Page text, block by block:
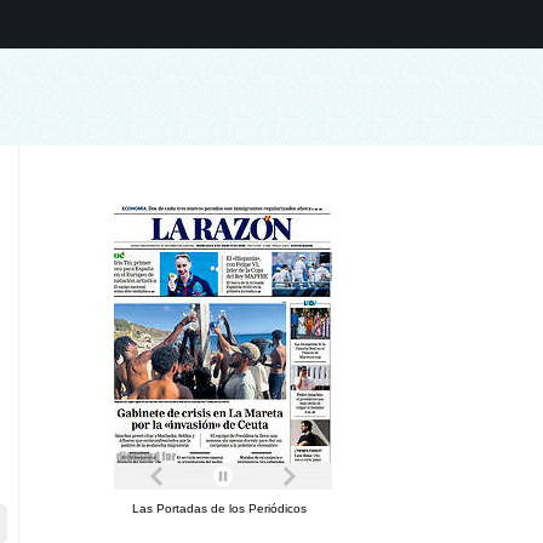
Las Portadas de los Periódicos